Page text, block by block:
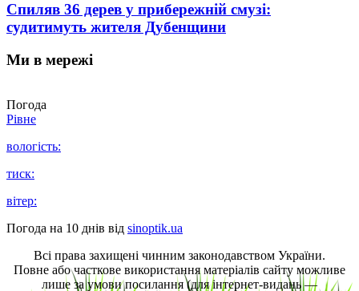
Спиляв 36 дерев у прибережній смузі:
судитимуть жителя Дубенщини
Ми в мережі
Погода
Рівне
вологість:
тиск:
вітер:
Погода на 10 днів від sinoptik.ua
Всі права захищені чинним законодавством України.
Повне або часткове використання матеріалів сайту можливе
лише за умови посилання (для інтернет-видань —